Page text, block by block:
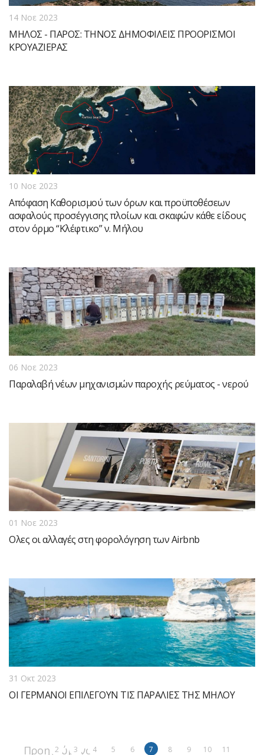
14 Νοε 2023
ΜΗΛΟΣ - ΠΑΡΟΣ: ΤΗΝΟΣ ΔΗΜΟΦΙΛΕΙΣ ΠΡΟΟΡΙΣΜΟΙ
ΚΡΟΥΑΖΙΕΡΑΣ
10 Νοε 2023
Απόφαση Καθορισμού των όρων και προϋποθέσεων
ασφαλούς προσέγγισης πλοίων και σκαφών κάθε είδους
στον όρμο “Κλέφτικο” ν. Μήλου
06 Νοε 2023
Παραλαβή νέων μηχανισμών παροχής ρεύματος - νερού
01 Νοε 2023
Ολες οι αλλαγές στη φορολόγηση των Airbnb
31 Οκτ 2023
ΟΙ ΓΕΡΜΑΝΟΙ ΕΠΙΛΕΓΟΥΝ ΤΙΣ ΠΑΡΑΛΙΕΣ ΤΗΣ ΜΗΛΟΥ
Προηγούμενο
2 3 4 5 6 7 8 9 10 11